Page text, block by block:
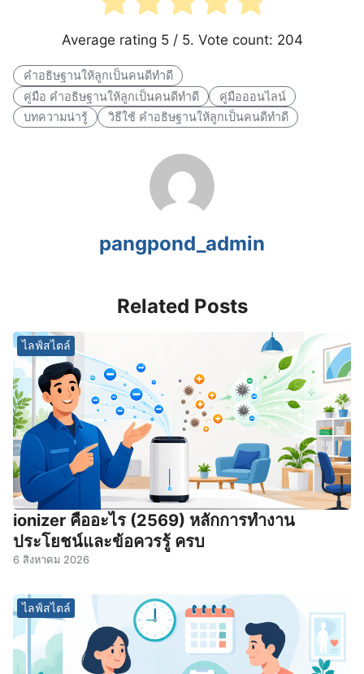
Average rating 5/ 5. Vote count: 204
คำอธิษฐานให้ลูกเป็นคนดีทำดี
คู่มือ คำอธิษฐานให้ลูกเป็นคนดีทำดี
คู่มือออนไลน์
บทความน่ารู้
วิธีใช้ คำอธิษฐานให้ลูกเป็นคนดีทำดี
pangpond_admin
Related Posts
ไลฟ์สไตล์
ionizer คืออะไร (2569) หลักการทำงาน
ประโยชน์และข้อควรรู้ ครบ
6 สิงหาคม 2026
ไลฟ์สไตล์